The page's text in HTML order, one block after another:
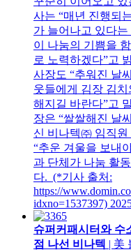
사는 “매년 진행되
가 늘어나고 있다
이 나눔의 기쁨을
로 노력하겠다”고
사장도 “추워진 날
웃들에게 김장 김
해지길 바란다”고
장은 “쌀쌀해진 날
신 비나텍㈜ 임직
“추운 겨울을 보내
과 단체가 나눔 활
다. (*기사 출처:
https://
idxno=1537397)
슈퍼커패시터와 수
점 나선 비나텍 | 美